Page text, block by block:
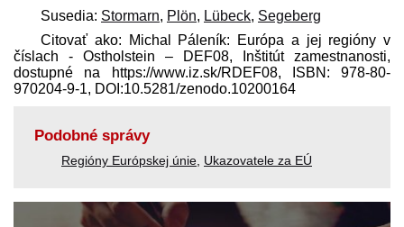
Susedia: Stormarn, Plön, Lübeck, Segeberg
Citovať ako: Michal Páleník: Európa a jej regióny v
číslach - Ostholstein – DEF08, Inštitút zamestnanosti,
dostupné na https://www.iz.sk/​RDEF08, ISBN: 978-80-
970204-9-1, DOI:10.5281/zenodo.10200164
Podobné správy
Regióny Európskej únie Ukazovatele za EÚ